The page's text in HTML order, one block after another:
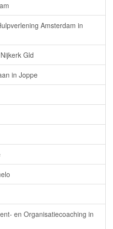
Amsterdam in
Gld
in Joppe
en Organisatiecoaching in